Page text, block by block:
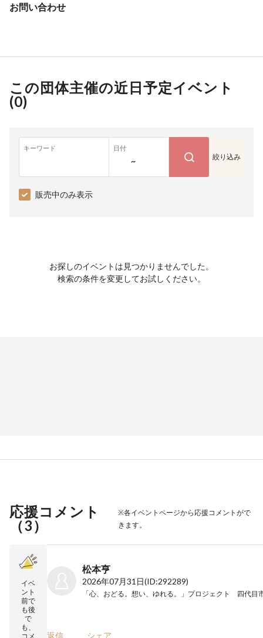
お問い合わせ
この団体主催の近日予定イベント
(0)
キーワード 日付
~ 絞り込み
販売中のみ表示
お探しのイベントは見つかりませんでした。
検索の条件を変更してお試しください。
応援コメント
（3）
※各イベントページから応援コメントがで
きます。
イベ
ント
前で
も後
で
も、
コメ
松本亨
2026年07月31日(ID:292289)
返信 シェア